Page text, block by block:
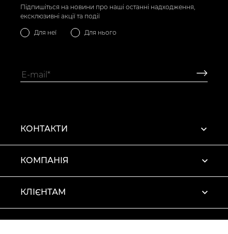
Підпишіться на новини про наші останні надходження,
ексклюзивні акції та події
Для неї Для нього
КОНТАКТИ
КОМПАНІЯ
КЛІЄНТАМ